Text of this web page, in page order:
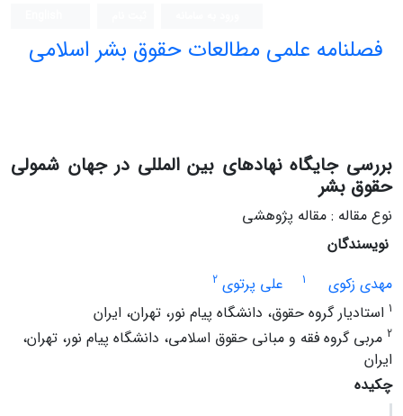
فصلنامه علمی مطالعات حقوق بشر اسلامی
بررسی جایگاه نهادهای بین المللی در جهان شمولی
حقوق بشر
نوع مقاله : مقاله پژوهشی
نویسندگان
مهدی زکوی
1 علی پرتوی 2
1 استادیار گروه حقوق، دانشگاه پیام نور، تهران، ایران
2 مربی گروه فقه و مبانی حقوق اسلامی، دانشگاه پیام نور، تهران،
ایران
چکیده